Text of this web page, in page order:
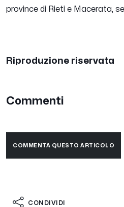
province di Rieti e Macerata,
Riproduzione riservata
Commenti
COMMENTA QUESTO ARTICOLO
CONDIVIDI